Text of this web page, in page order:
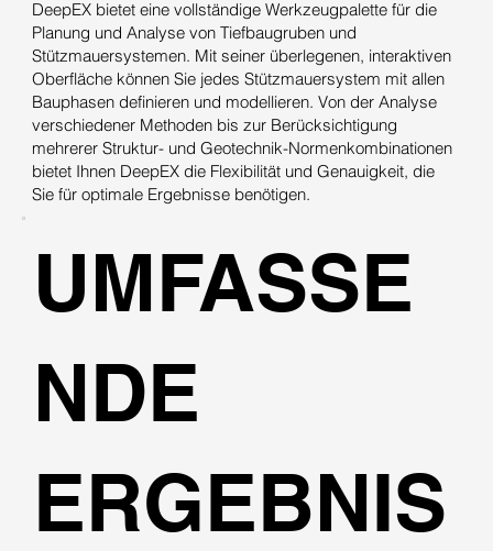
DeepEX bietet eine vollständige Werkzeugpalette für die
Planung und Analyse von Tiefbaugruben und
Stützmauersystemen. Mit seiner überlegenen, interaktiven
Oberfläche können Sie jedes Stützmauersystem mit allen
Bauphasen definieren und modellieren. Von der Analyse
verschiedener Methoden bis zur Berücksichtigung
mehrerer Struktur- und Geotechnik-Normenkombinationen
bietet Ihnen DeepEX die Flexibilität und Genauigkeit, die
Sie für optimale Ergebnisse benötigen.
UMFASSE
NDE
ERGEBNIS